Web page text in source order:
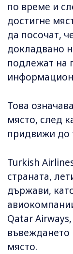
по време и
достигне
да посочат,
докладвано
подлежат на
Това
място, след
придвижи до
Turkish
страната,
държави,
Qatar
въвеждането
място.